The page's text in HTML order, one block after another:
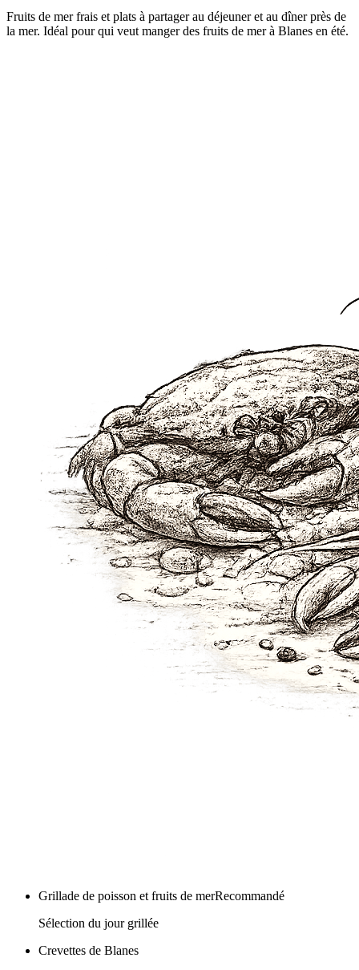
Fruits de mer frais et plats à partager au déjeuner et au dîner près de
la mer. Idéal pour qui veut manger des fruits de mer à Blanes en été.
Grillade de poisson et fruits de merRecommandé
Sélection du jour grillée
Crevettes de Blanes